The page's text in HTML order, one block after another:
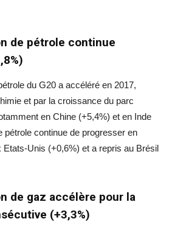
de pétrole continue
du G20 a accéléré en 2017,
et par la croissance du parc
en Chine (+5,4%) et en Inde
pétrole continue de progresser en
Etats-Unis (+0,6%) et a repris au Brésil
de gaz accélère pour la
(+3,3%)